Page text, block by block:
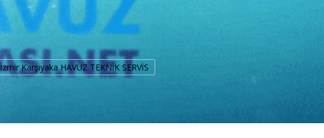
İzmir Karşıyaka HAVUZ TEKNİK SERVİS